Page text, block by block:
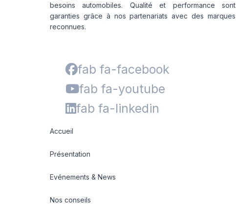
besoins automobiles. Qualité et performance sont
garanties grâce à nos partenariats avec des marques
reconnues.
fab fa-facebook
fab fa-youtube
fab fa-linkedin
Accueil
Présentation
Evénements & News
Nos conseils